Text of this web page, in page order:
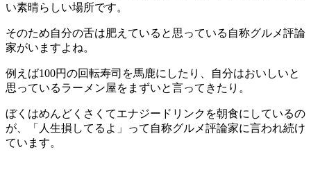
い素晴らしい場所です。
そのため自分の舌は肥えていると思っている自称グルメ評論
家がいますよね。
例えば100円の回転寿司を馬鹿にしたり、自分はおいしいと
思っているラーメン屋をまずいと言ってきたり。
ぼくはめんどくさくてエナジードリンクを朝食にしているの
が、「人生損してるよ」って自称グルメ評論家に言われ続け
ています。